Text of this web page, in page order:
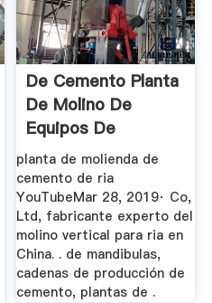
De Cemento Planta
De Molino De
Equipos De
planta de molienda de
cemento de ria
YouTubeMar 28, 2019· Co,
Ltd, fabricante experto del
molino vertical para ria en
China. . de mandibulas,
cadenas de producción de
cemento, plantas de .